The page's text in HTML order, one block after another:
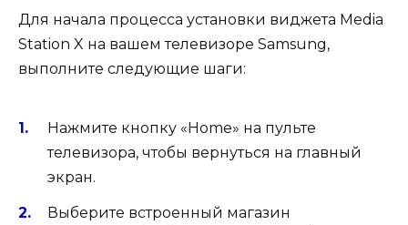
Для начала процесса установки виджета Media
Station X на вашем телевизоре Samsung,
выполните следующие шаги:
Нажмите кнопку «Home» на пульте
телевизора, чтобы вернуться на главный
экран.
Выберите встроенный магазин